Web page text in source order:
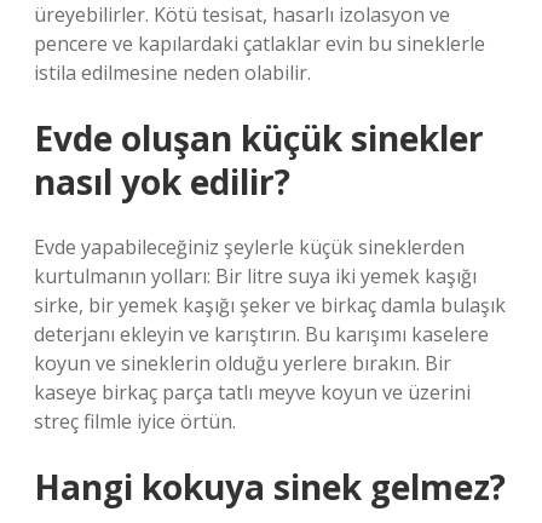
üreyebilirler. Kötü tesisat, hasarlı izolasyon ve
pencere ve kapılardaki çatlaklar evin bu sineklerle
istila edilmesine neden olabilir.
Evde oluşan küçük sinekler
nasıl yok edilir?
Evde yapabileceğiniz şeylerle küçük sineklerden
kurtulmanın yolları: Bir litre suya iki yemek kaşığı
sirke, bir yemek kaşığı şeker ve birkaç damla bulaşık
deterjanı ekleyin ve karıştırın. Bu karışımı kaselere
koyun ve sineklerin olduğu yerlere bırakın. Bir
kaseye birkaç parça tatlı meyve koyun ve üzerini
streç filmle iyice örtün.
Hangi kokuya sinek gelmez?